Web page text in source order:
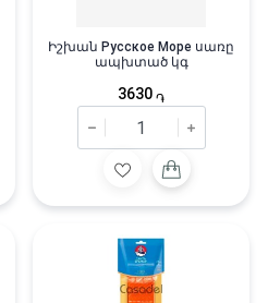
Իշխան Русское Море սառը
ապխտած կգ
3630 ֏